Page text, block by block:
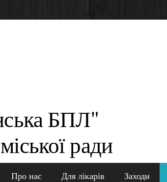
БПЛ"
ради
Про нас Для лікарів Заходи